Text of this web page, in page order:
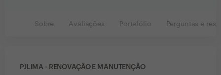
Sobre Avaliações Portefólio Perguntas e
PJLIMA - RENOVAÇÃO E MANUTENÇÃO